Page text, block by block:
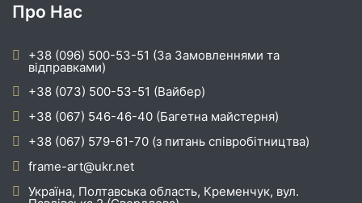
Про Нас
+38 (096) 500-53-51 (За Замовленнями та
відправками)
+38 (073) 500-53-51 (Вайбер)
+38 (067) 546-46-40 (Багетна майстерня)
+38 (067) 579-61-70 (з питань співробітництва)
frame-art@ukr.net
Україна, Полтавська область, Кременчук, вул.